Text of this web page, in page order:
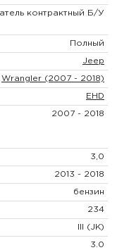
контрактный Б/У
Полный
Jeep
Wrangler (2007 - 2018)
EHD
2007 - 2018
3,0
2013 - 2018
бензин
234
III (JK)
3.0